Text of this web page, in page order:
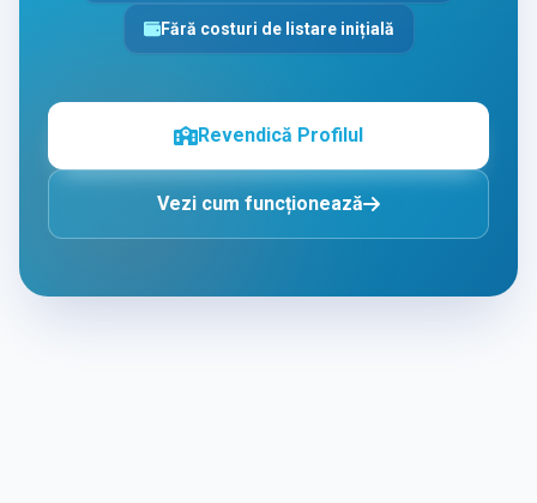
Fără costuri de listare inițială
Revendică Profilul
Vezi cum funcționează